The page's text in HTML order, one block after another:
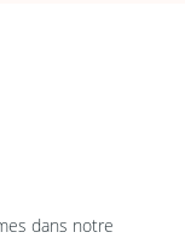
dans notre